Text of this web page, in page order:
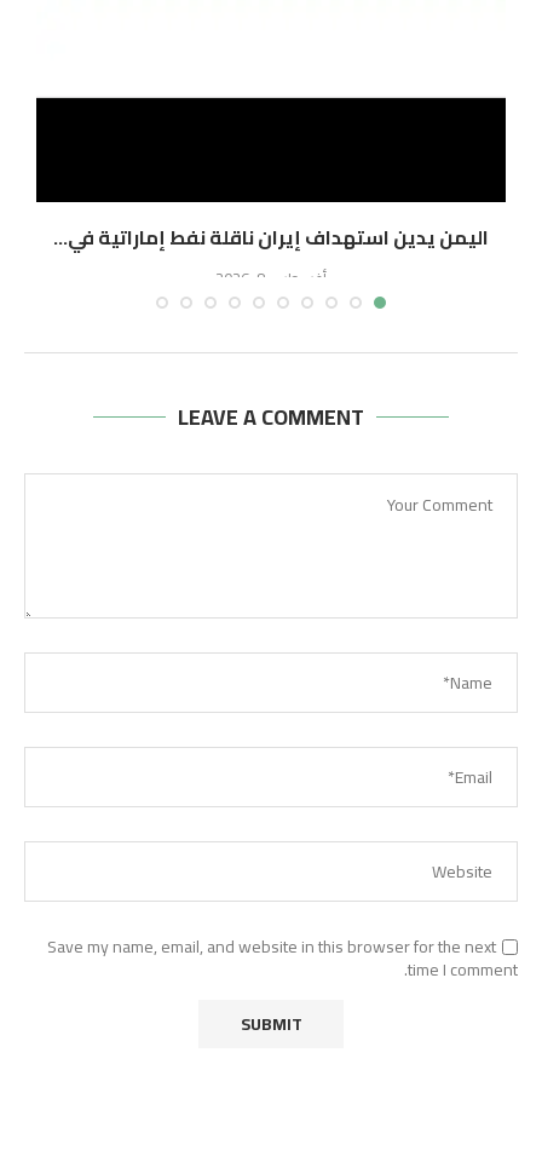
اليمن يدين استهداف إيران ناقلة نفط إماراتية في...
أغسطس 8, 2026
LEAVE A COMMENT
Save my name, email, and website in this browser for the next
time I comment.